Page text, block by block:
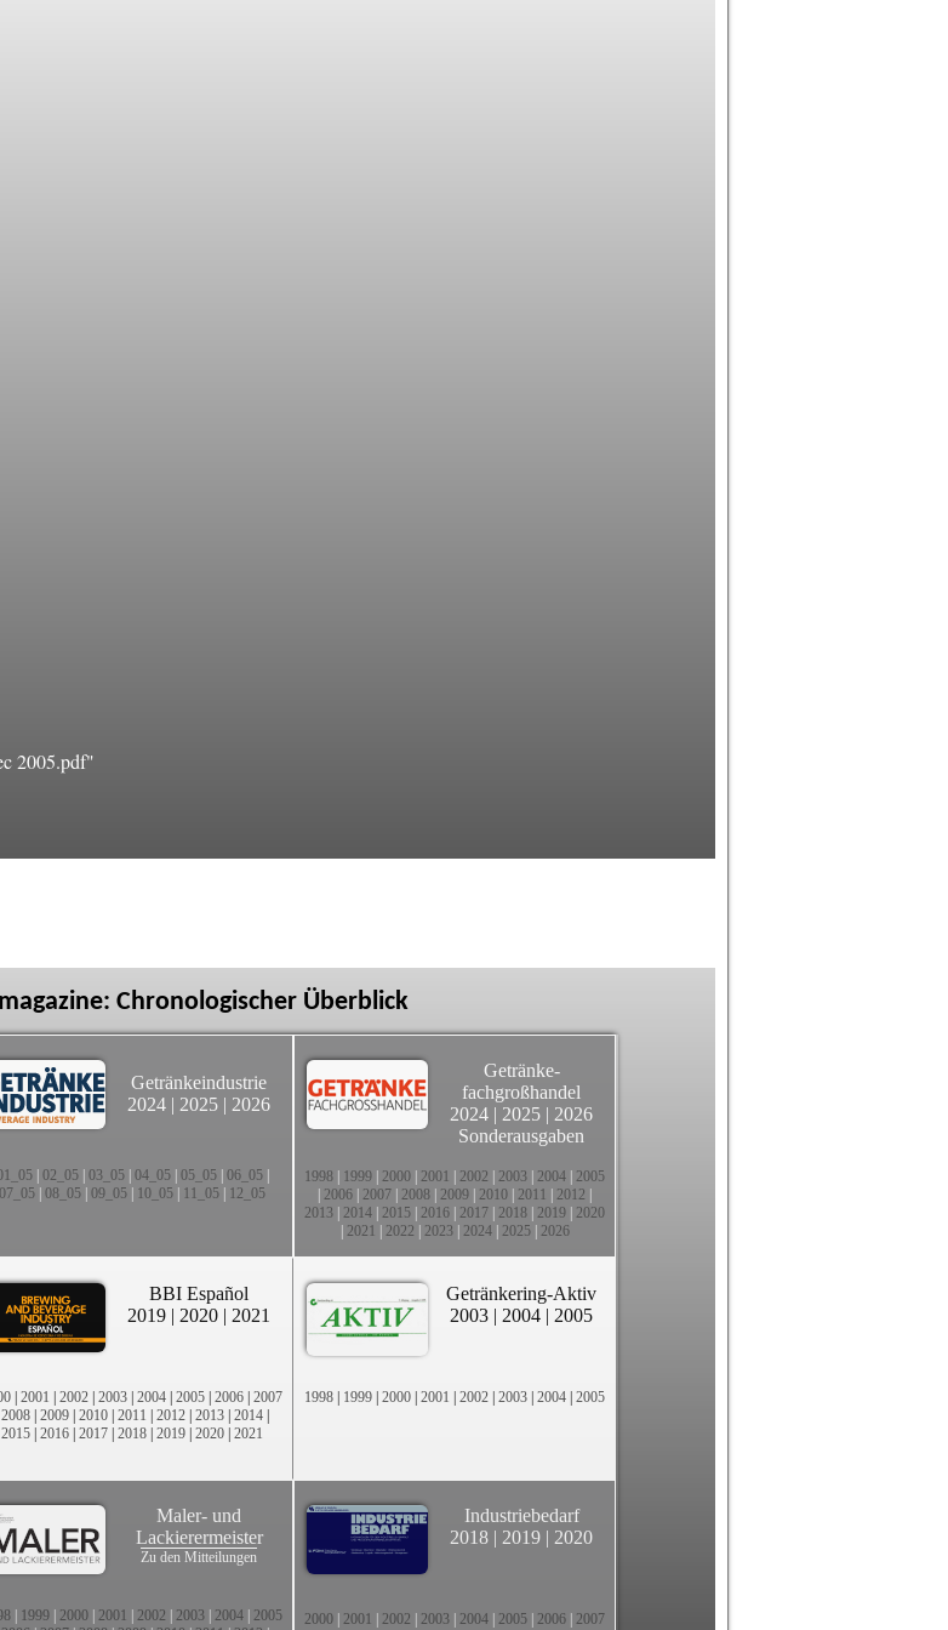
2005.pdf"
Chronologischer Überblick
Getränkeindustrie
2024 | 2025 | 2026
| 02_05| 03_05| 04_05| 05_05| 06_05|
07_05 08_05 09_05 10_05 11_05 12_05
Getränke-
fachgroßhandel
2024 | 2025 | 2026
Sonderausgaben
1998 1999 2000 2001 2002 2003 2004 2005
2006 2007 2008 2009 2010 2011 2012
2013 2014 2015 2016 2017 2018 2019 2020
2021 2022 2023| 2024| 2025| 2026
BBI Español
2019 | 2020 | 2021
| 2001 | 2002 | 2003 | 2004 | 2005 | 2006 | 2007
2008 | 2009 | 2010 | 2011 | 2012 | 2013 | 2014 |
2015 | 2016 | 2017 | 2018 | 2019 | 2020 | 2021
Getränkering-Aktiv
2003 | 2004 | 2005
1998 | 1999 | 2000 | 2001 | 2002 | 2003 | 2004 | 2005
Maler- und
Lackierermeister
Zu den Mitteilungen
1999 2000 2001 2002 2003 2004 2005
Industriebedarf
2018 | 2019 | 2020
2000 2001 2002 2003 2004 2005 2006 2007